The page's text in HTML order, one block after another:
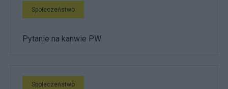
Społeczeństwo
Pytanie na kanwie PW
Społeczeństwo